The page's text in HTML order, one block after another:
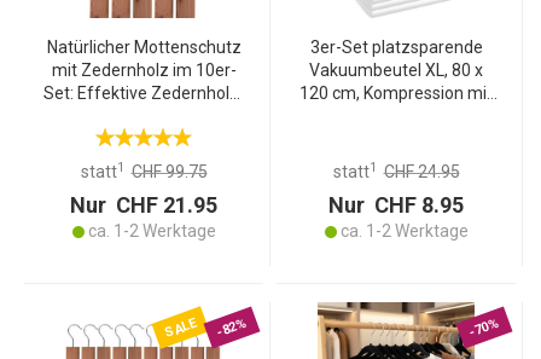
Natürlicher Mottenschutz
mit Zedernholz im 10er-
Set: Effektive Zedernholz-
Schutz für Kleidung und
Lebensmittel in Schränken
statt1 CHF 99.75
Nur CHF 21.95
ca. 1-2 Werktage
3er-Set platzsparende
Vakuumbeutel XL, 80 x
120 cm, Kompression mit
Kleiderbeutel ohne Staub
statt1 CHF 24.95
Nur CHF 8.95
ca. 1-2 Werktage
SALE -82% -70%